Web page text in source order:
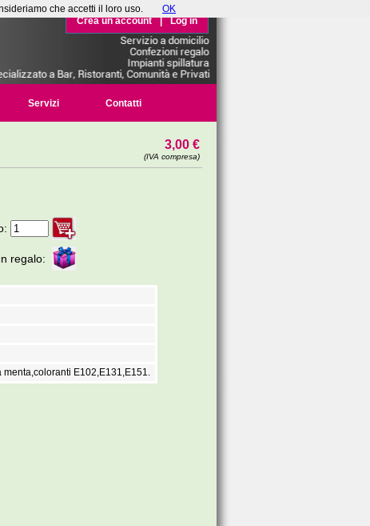
Crea un account | Log in
Servizi Contatti
3,00 €
(IVA compresa)
regalo:
menta,coloranti E102,E131,E151.
che accetti il loro uso. OK